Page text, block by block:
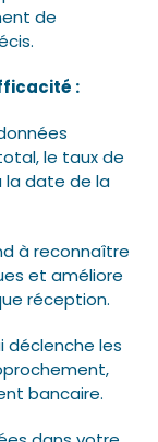
de
:
le taux de
la date de la
à reconnaître
et améliore
réception.
déclenche les
bancaire.